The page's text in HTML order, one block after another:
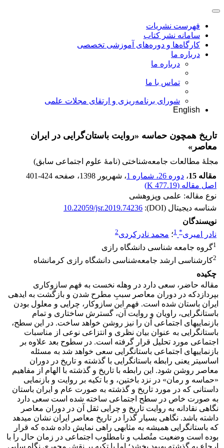
فهرست نشریات
سامانه نشر کتاب
کارگاه‌ها و دوره‌های آموزشی تخصصی
درباره ما
درباره ما
تماس با ما
شورای برنامه‌ریزی و ارتقای مجلات علمی
English
تاریخ همچون حماسه «روایت‌‌ باستان‌گرایی در ایران
معاصر»
مجلۀ مطالعات جامعه‌شناختی (نامۀ علوم اجتماعی سابق)
مقاله 15
، دوره 26، شماره 1 ، شهریور 1398 ، صفحه 401-424
اصل مقاله (477.19 K
)
نوع مقاله: علمی وپزوهشی
شناسه دیجیتال (DOI):
10.22059/jsr.2019.74236
نویسندگان
نادر امیری*
1؛ محمد نادرکردی2
1گروه جامعه شناسی دانشگاه رازی
2کارشناسی ارشد جامعه‌شناسی دانشگاه رازی کرمانشاه
چکیده
مقاله حاضر، سعی دارد در وهله نخست به فهم سازوکاری
بپردازدکه در دوران معاصر سببِ مطرح شدن و بازگشت به ایده­ی
ایران باستان شده است. فهم این سازوکار، چرایی و معلول بودن
باستان­گرایی، راویان و روایت آن، گسترش ساختاری و تمام
بازنمایی­های اجتماعی آن را نیز روشن خواهد ساخت. در این سطح،
باستان­گرایی به عنوان بیان نظری و انتزاعی نوعی از مناسبات
اجتماعی مورد تحلیل قرار گرفته است. در سطوح بعد علاوه بر
بازنمایی­های اجتماعی باستان­گرایی سعی خواهد شد به مسئله
اساسی­تر یعنی رابطه باستان­گرایی با گذشته و تاریخ در دوران
معاصر روشن شود. این رابطه با تاریخ و گذشته با الهام از مفاهیم
«حماسه و رمان» در نزد باختین، و با تکیه بر روایت و بازنمایی
داستانی که در مورد تاریخ و گذشته به صورت عام و ایران باستان
به صورت خاص در سطح اجتماعی ساخته شده است سعی دارد
نگاهی نقادانه به روایت تاریخ و چرایی ثقل آن در دوران معاصر
داشته باشد. نگاهی بسیار گذرا در تاریخ معاصر ایران نشان می­دهد
که باستان­گرایی همیشه به مثابه­ی راهی نمایش داده شده که قرار
بوده است وضعیت متُصلب و نامطلوب اجتماعی در زمان حال را با
ارجاع به گذشته بهبود بخشد؛ اما با تکیه بر نقشِ محوری نگاه سلبی